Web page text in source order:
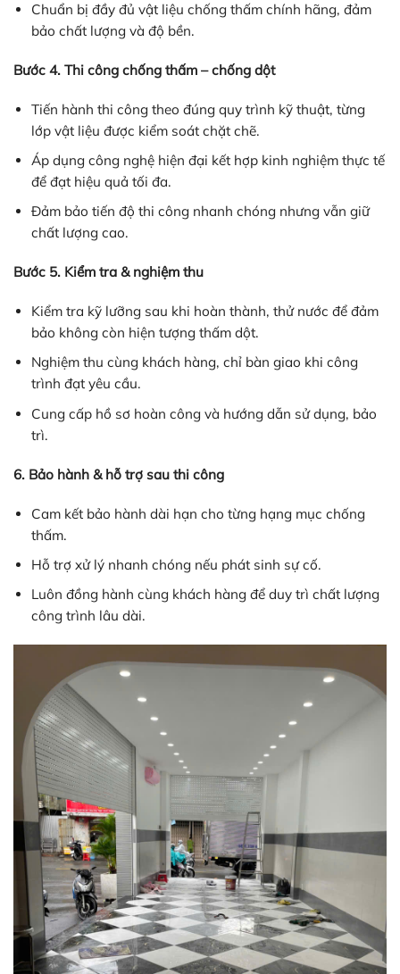
Chuẩn bị đầy đủ vật liệu chống thấm chính hãng, đảm
bảo chất lượng và độ bền.
Bước 4. Thi công chống thấm – chống dột
Tiến hành thi công theo đúng quy trình kỹ thuật, từng
lớp vật liệu được kiểm soát chặt chẽ.
Áp dụng công nghệ hiện đại kết hợp kinh nghiệm thực tế
để đạt hiệu quả tối đa.
Đảm bảo tiến độ thi công nhanh chóng nhưng vẫn giữ
chất lượng cao.
Bước 5. Kiểm tra & nghiệm thu
Kiểm tra kỹ lưỡng sau khi hoàn thành, thử nước để đảm
bảo không còn hiện tượng thấm dột.
Nghiệm thu cùng khách hàng, chỉ bàn giao khi công
trình đạt yêu cầu.
Cung cấp hồ sơ hoàn công và hướng dẫn sử dụng, bảo
trì.
6. Bảo hành & hỗ trợ sau thi công
Cam kết bảo hành dài hạn cho từng hạng mục chống
thấm.
Hỗ trợ xử lý nhanh chóng nếu phát sinh sự cố.
Luôn đồng hành cùng khách hàng để duy trì chất lượng
công trình lâu dài.